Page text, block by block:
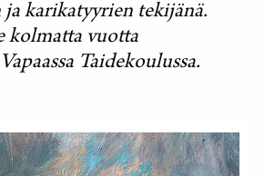
karikatyyrien tekijänä.
kolmatta vuotta
Taidekoulussa.